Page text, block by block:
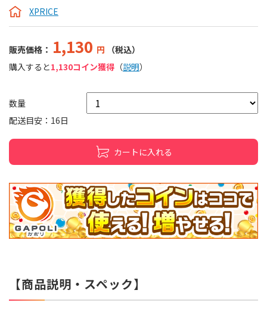
XPRICE
販売価格： 1,130 円
（税込）
購入すると1,130コイン獲得 （説明）
数量
配送目安：16日
カートに入れる
【商品説明・スペック】